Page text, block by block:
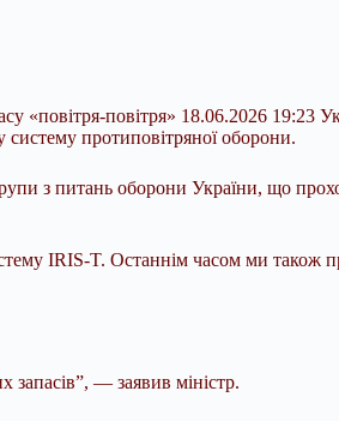
«повітря-повітря» 18.06.2026 19:23
систему протиповітряної оборони.
з питань оборони України, що
IRIS-T. Останнім часом ми також
запасів”, — заявив міністр.